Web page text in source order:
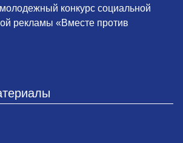
конкурс социальной
рекламы «Вместе против